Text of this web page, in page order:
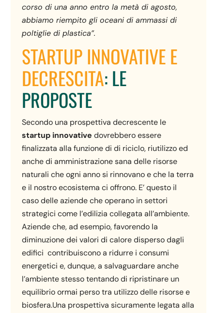
corso di una anno entro la metà di agosto,
abbiamo riempito gli oceani di ammassi di
poltiglie di plastica”.
STARTUP INNOVATIVE E
DECRESCITA: LE
PROPOSTE
Secondo una prospettiva decrescente le
startup innovative dovrebbero essere
finalizzata alla funzione di di riciclo, riutilizzo ed
anche di amministrazione sana delle risorse
naturali che ogni anno si rinnovano e che la terra
e il nostro ecosistema ci offrono. E’ questo il
caso delle aziende che operano in settori
strategici come l’edilizia collegata all’ambiente.
Aziende che, ad esempio, favorendo la
diminuzione dei valori di calore disperso dagli
edifici contribuiscono a ridurre i consumi
energetici e, dunque, a salvaguardare anche
l’ambiente stesso tentando di ripristinare un
equilibrio ormai perso tra utilizzo delle risorse e
biosfera.Una prospettiva sicuramente legata alla